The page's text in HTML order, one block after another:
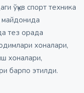
ўқув спорт техника
майдонида
тез орада
хоналари,
хоналари,
барпо этилди.